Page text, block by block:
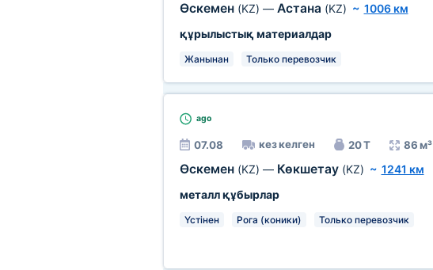
Өскемен (KZ) — Астана (KZ) ~ 1006 км
құрылыстық материалдар
Жанынан Только перевозчик
ago
07.08 кез келген 20 Т 86 м³
Өскемен (KZ) — Көкшетау (KZ) ~ 1241 км
металл құбырлар
Үстінен Рога (коники) Только перевозчик